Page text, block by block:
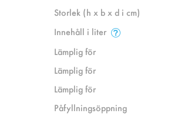
Storlek (h x b x d i cm)
Innehåll i liter
Lämplig för
Lämplig för
Lämplig för
Påfyllningsöppning